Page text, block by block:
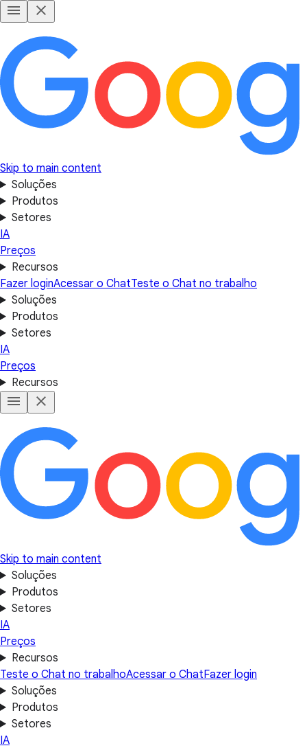
Skip to main content
Soluções
Produtos
Setores
IA
Preços
Recursos
Fazer loginAcessar o ChatTeste o Chat no trabalho
Soluções
Produtos
Setores
IA
Preços
Recursos
Skip to main content
Soluções
Produtos
Setores
IA
Preços
Recursos
Teste o Chat no trabalhoAcessar o ChatFazer login
Soluções
Produtos
Setores
IA